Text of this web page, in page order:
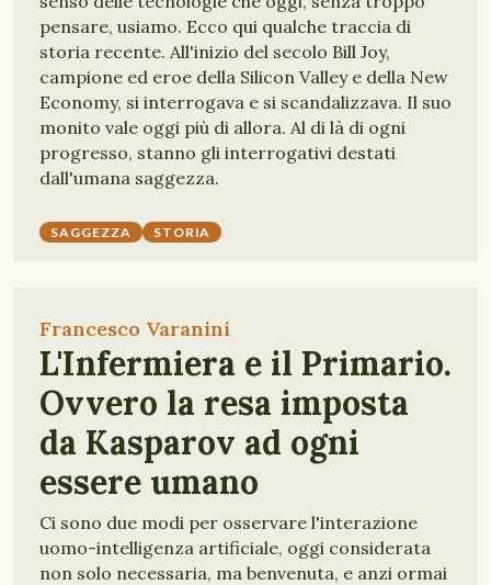
pensare, usiamo. Ecco qui qualche traccia di
storia recente. All'inizio del secolo Bill Joy,
campione ed eroe della Silicon Valley e della New
Economy, si interrogava e si scandalizzava. Il suo
monito vale oggi più di allora. Al di là di ogni
progresso, stanno gli interrogativi destati
dall'umana saggezza.
SAGGEZZA STORIA
Francesco Varanini
L'Infermiera e il Primario.
Ovvero la resa imposta
da Kasparov ad ogni
essere umano
Ci sono due modi per osservare l'interazione
uomo-intelligenza artificiale, oggi considerata
non solo necessaria, ma benvenuta, e anzi ormai